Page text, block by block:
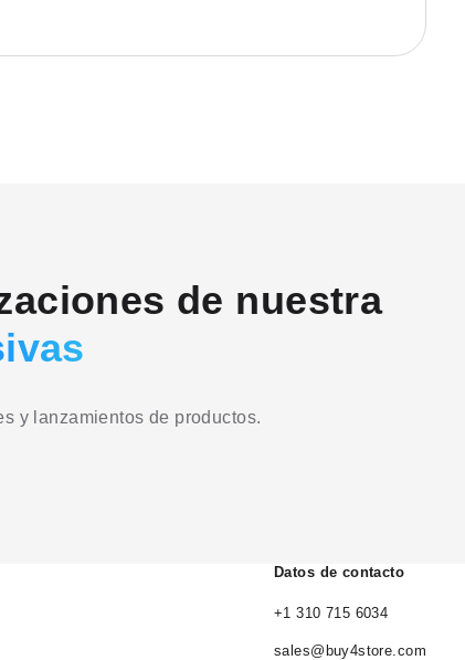
de nuestra
y lanzamientos de productos.
Datos de contacto
+1 310 715 6034
sales@buy4store.com